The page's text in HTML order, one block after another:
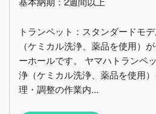
トランペット：スタンダードモ
（ケミカル洗浄、薬品を使用）
ーホールです。 ヤマハトランペ
浄（ケミカル洗浄、薬品を使用
理・調整の作業内...